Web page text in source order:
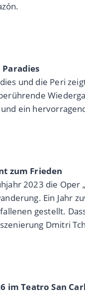
Paradies
und die Peri
ein
zum Frieden
2023 die
Ein Jahr
gestellt.
Dmitri
im Teatro San